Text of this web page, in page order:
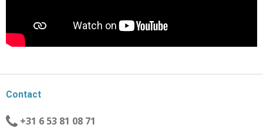
Contact
+31 6 53 81 08 71